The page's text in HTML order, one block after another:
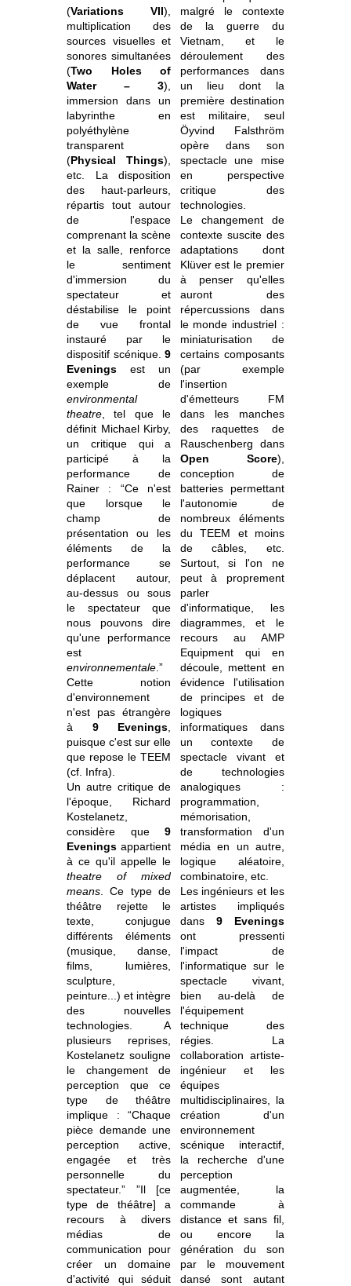
(Variations VII),
multiplication des
sources visuelles et
sonores simultanées
(Two Holes of
Water – 3),
immersion dans un
labyrinthe en
polyéthylène
transparent
(Physical Things),
etc. La disposition
des haut-parleurs,
répartis tout autour
de l'espace
comprenant la scène
et la salle, renforce
le sentiment
d'immersion du
spectateur et
déstabilise le point
de vue frontal
instauré par le
dispositif scénique.9
Evenings est un
exemple de
environmental
theatre , tel que le
définit Michael Kirby,
un critique qui a
participé à la
performance de
Rainer : “Ce n'est
que lorsque le
champ de
présentation ou les
éléments de la
performance se
déplacent autour,
au-dessus ou sous
le spectateur que
nous pouvons dire
qu'une performance
est
environnementale .”
Cette notion
d'environnement
n'est pas étrangère
à 9 Evenings
puisque c'est sur elle
que repose le TEEM
(cf. Infra).
Un autre critique de
l'époque, Richard
Kostelanetz,
considère que9
Evenings appartient
à ce qu'il appelle le
theatre of mixed
means . Ce type de
théâtre rejette le
texte, conjugue
différents éléments
(musique, danse,
films, lumières,
sculpture,
peinture...) et intègre
des nouvelles
technologies. A
plusieurs reprises,
Kostelanetz souligne
le changement de
perception que ce
type de théâtre
implique : “Chaque
pièce demande une
perception active,
engagée et très
personnelle du
spectateur.” ”Il [ce
type de théâtre] a
recours à divers
médias de
communication pour
créer un domaine
d'activité qui séduit
malgré le contexte
de la guerre du
Vietnam, et le
déroulement des
performances dans
un lieu dont la
première destination
est militaire, seul
Öyvind Falsthröm
opère dans son
spectacle une mise
en perspective
critique des
technologies.
Le changement de
contexte suscite des
adaptations dont
Klüver est le premier
à penser qu'elles
auront des
répercussions dans
le monde industriel :
miniaturisation de
certains composants
(par exemple
l'insertion
d'émetteurs FM
dans les manches
des raquettes de
Rauschenberg dans
Open Score),
conception de
batteries permettant
l'autonomie de
nombreux éléments
du TEEM et moins
de câbles, etc.
Surtout, si l'on ne
peut à proprement
parler
d'informatique, les
diagrammes, et le
recours au AMP
Equipment qui en
découle, mettent en
évidence l'utilisation
de principes et de
logiques
informatiques dans
un contexte de
spectacle vivant et
de technologies
analogiques :
programmation,
mémorisation,
transformation d'un
média en un autre,
logique aléatoire,
combinatoire, etc.
Les ingénieurs et les
artistes impliqués
dans 9 Evenings
ont pressenti
l'impact de
l'informatique sur le
spectacle vivant,
bien au-delà de
l'équipement
technique des
régies. La
collaboration artiste-
ingénieur et les
équipes
multidisciplinaires, la
création d'un
environnement
scénique interactif,
la recherche d'une
perception
augmentée, la
commande à
distance et sans fil,
ou encore la
génération du son
par le mouvement
dansé sont autant